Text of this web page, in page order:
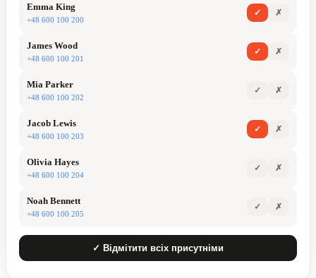
Emma King
+48 600 100 200
✓ ✗
James Wood
+48 600 100 201
✓ ✗
Mia Parker
+48 600 100 202
✓ ✗
Jacob Lewis
+48 600 100 203
✓ ✗
Olivia Hayes
+48 600 100 204
✓ ✗
Noah Bennett
+48 600 100 205
✓ ✗
✓ Відмітити всіх присутніми